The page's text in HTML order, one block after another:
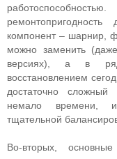
компонент – шарнир,
можно заменить
версиях), а в
восстановлением
достаточно
немало времени,
тщательной
Во-вторых,